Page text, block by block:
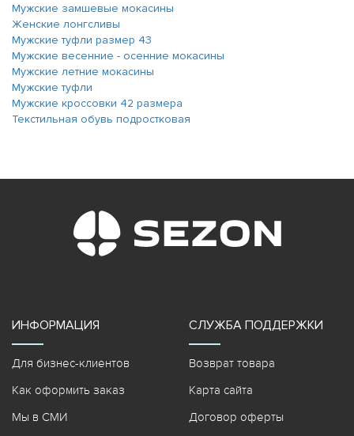
Мужские замшевые мокасины
Женские лонгсливы
Мужские туфли размер 43
Мужские весенние - осенние мокасины
Мужские летние мокасины
Мужские туфли
Мужские кроссовки 42 размера
Текстильная обувь подростковая
ИНФОРМАЦИЯ
Для бизнес-клиентов
Как оформить заказ
Мы в СМИ
СЛУЖБА ПОДДЕРЖКИ
Возврат товара
Карта сайта
Договор оферты